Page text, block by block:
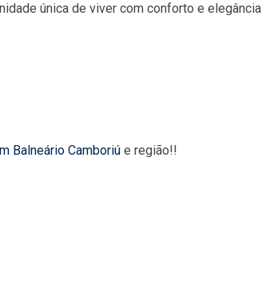
única de viver com conforto e elegância
Balneário Camboriú e região!!